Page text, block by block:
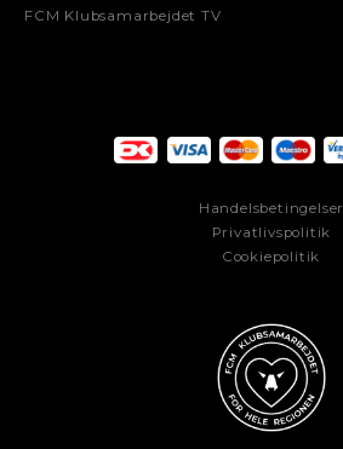
FCM Klubsamarbejdet TV
Handelsbetingelser
Privatlivspolitik
Cookiepolitik